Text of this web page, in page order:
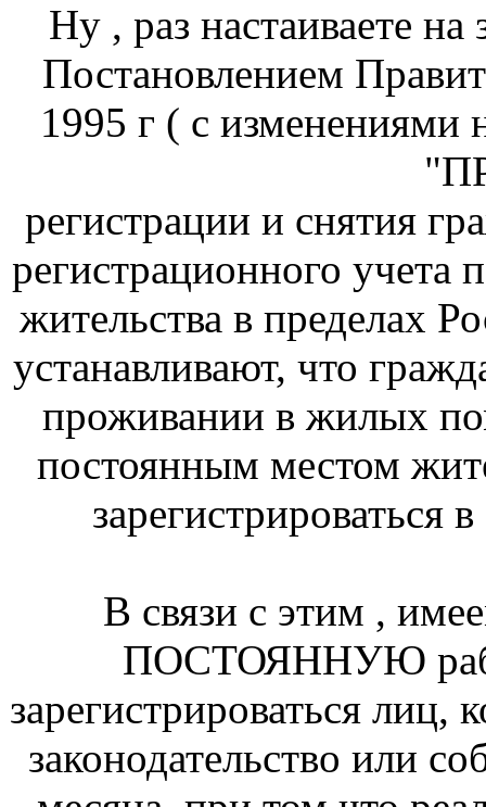
Ну , раз настаиваете
Постановлением
1995 г ( с изменениями
регистрации и снятия
регистрационного учета
жительства в пределах
устанавливают, что
проживании в жилых
постоянным местом
зарегистрироваться
В связи с этим ,
ПОСТОЯННУЮ
зарегистрироваться
законодательство или